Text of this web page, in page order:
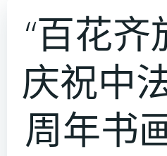
“百花齐
庆祝中
周年书